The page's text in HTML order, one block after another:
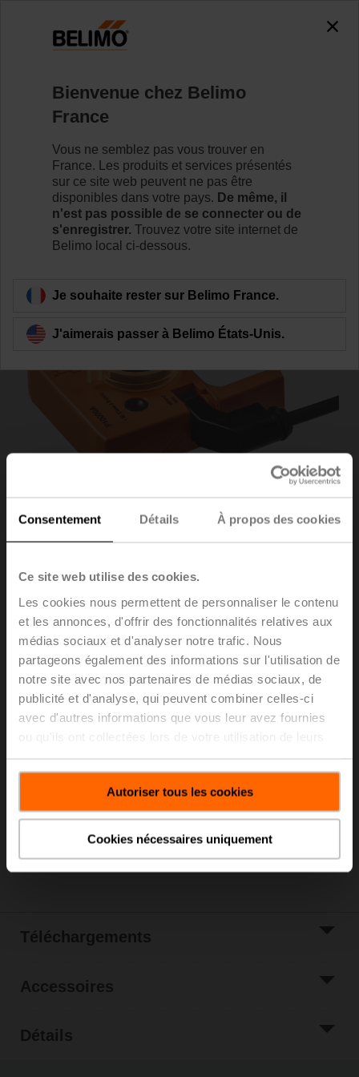
Consentement Détails À propos des cookies
Ce site web utilise des cookies.
Les cookies nous permettent de personnaliser le contenu
et les annonces, d'offrir des fonctionnalités relatives aux
médias sociaux et d'analyser notre trafic. Nous
partageons également des informations sur l'utilisation de
notre site avec nos partenaires de médias sociaux, de
publicité et d'analyse, qui peuvent combiner celles-ci
avec d'autres informations que vous leur avez fournies
Autoriser tous les cookies
Cookies nécessaires uniquement
P10000A
Retour a la catégorie de produits
P10000A
Potentiomètres d'asservissement 10 kΩ adaptable
Recommandation : raccordement comme diviseur de
tension. Veuillez noter les informations dans la fiche
Ajouter au
Ajouter à la liste
Partager
Téléchargements
Accessoires
Détails
Bienvenue chez Belimo
France
Vous ne semblez pas vous trouver en
France. Les produits et services présentés
sur ce site web peuvent ne pas être
disponibles dans votre pays. De même, il
n'est pas possible de se connecter ou de
s'enregistrer. Trouvez votre site internet de
Belimo local ci-dessous.
Je souhaite rester sur Belimo France.
J'aimerais passer à Belimo États-Unis.